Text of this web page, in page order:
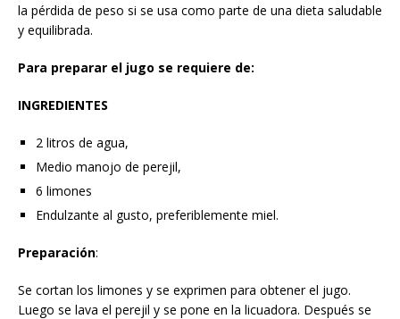
la pérdida de peso si se usa como parte de una dieta saludable
y equilibrada.
Para preparar el jugo se requiere de:
INGREDIENTES
2 litros de agua,
Medio manojo de perejil,
6 limones
Endulzante al gusto, preferiblemente miel.
Preparación:
Se cortan los limones y se exprimen para obtener el jugo.
Luego se lava el perejil y se pone en la licuadora. Después se